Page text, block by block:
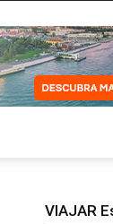
VIAJAR